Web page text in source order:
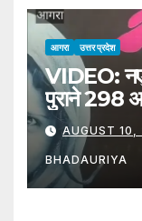
आगरा उत्तर प्रदेश
VIDEO: नए
पुराने 298
AUGUST 10,
BHADAURIYA